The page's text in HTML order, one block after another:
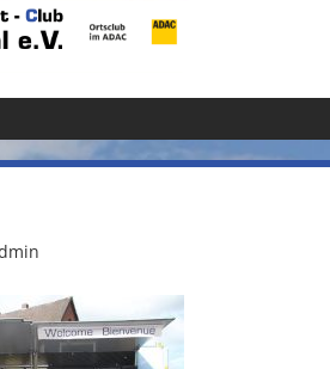
MSC
HORLOFFTAL
E.V.